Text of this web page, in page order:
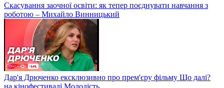
Скасування заочної освіти: як тепер поєднувати навчання з
роботою – Михайло Винницький
Дар'я Дрюченко ексклюзивно про прем'єру фільму Що далі?
на кінофестивалі Молодість